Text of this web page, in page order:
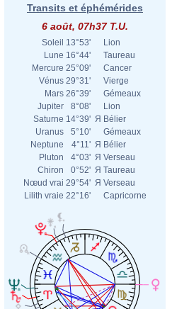
Transits et éphémérides
6 août, 07h37 T.U.
Soleil 13°53'
Lion
Lune 16°44'
Taureau
Mercure 25°09'
Cancer
Vénus 29°31'
Vierge
Mars 26°39'
Gémeaux
Jupiter
8°08'
Lion
Saturne 14°39' Я Bélier
Uranus
5°10'
Gémeaux
Neptune
4°11' Я Bélier
Pluton
4°03' Я Verseau
Chiron
0°52' Я Taureau
Nœud vrai 29°54' Я Verseau
Lilith vraie 22°16' Capricorne